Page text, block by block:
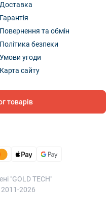
Доставка
Гарантія
Повернення та обмін
Політика безпеки
Умови угоди
Карта сайту
товарів
"GOLD TECH"
2026